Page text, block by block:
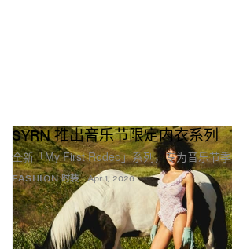
FASHION 时装
SYRN 推出音乐节限定内衣系列
全新「My First Rodeo」系列，专为音乐节
Apr 1, 2026